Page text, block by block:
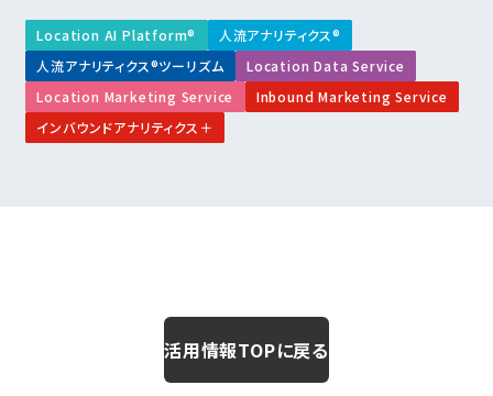
Location AI Platform®
人流アナリティクス®
人流アナリティクス®ツーリズム
Location Data Service
Location Marketing Service
Inbound Marketing Service
インバウンドアナリティクス＋
活用情報TOPに戻る